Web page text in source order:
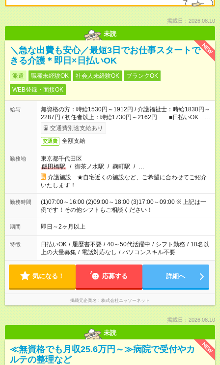
掲載日：2026.08.10
未読
NEW
＼急な出費も安心／最短3日でお仕事スタートで
きる介護＊即日×日払いOK
派遣 職種未経験OK 社会人未経験OK
ブランクOK
WEB登録・面接OK
給与
無資格の方：時給1530円～1912円 / 介護福祉士：時給1830円～
2287円 / 初任者以上：時給1730円～2162円 ■日払いOK ■
日収例：1万2240円（時給1530円×8h）
交通費別途支給あり
交通費 全額支給
勤務地
東京都千代田区
飯田橋駅
/ 御茶ノ水駅 / 麹町駅 / …
介護施設 ★自宅近くの施設など、ご希望に合わせてご紹介
いたします！
勤務時間
(1)07:00～16:00 (2)09:00～18:00 (3)17:00～09:00 ※ 上記は一
例です！その他シフトもご相談ください！
期間 即日～2ヶ月以上
特徴 日払いOK / 履歴書不要 / 40～50代活躍中 / シフト勤務 / 10名以
上の大量募集 / 電話対応なし / パソコンスキル不要
気になる！ 応募する 詳細へ
掲載元企業名 株式会社ニッソーネット
掲載日：2026.08.10
未読
NEW
≪無資格でも月収25.6万円～≫病院で受付やカ
ルテの整理など